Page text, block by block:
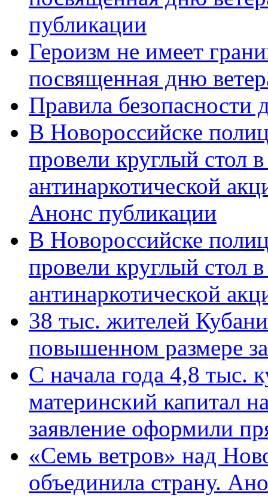
публикации
Героизм не имеет
посвященная дню
Правила безопасности
В Новороссийске
провели круглый стол
антинаркотической
Анонс публикации
В Новороссийске
провели круглый стол
антинаркотической
38 тыс. жителей
повышенном размере
С начала года 4,8 тыс.
материнский капитал
заявление оформили
«Семь ветров» над
объединила страну.